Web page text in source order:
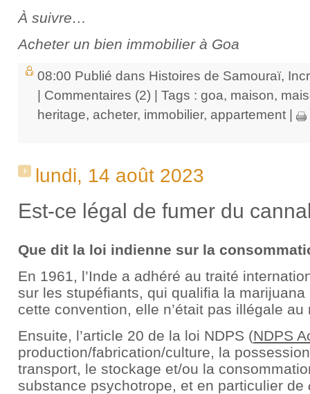
À suivre…
Acheter un bien immobilier à Goa
08:00 Publié dans Histoires de Samouraï,
| Commentaires (2) | Tags : goa, maison,
heritage, acheter, immobilier, appartement |
lundi, 14 août 2023
Est-ce légal de fumer du
Que dit la loi indienne sur la
En 1961, l’Inde a adhéré au traité
sur les stupéfiants, qui qualifia la
cette convention, elle n’était pas illégale
Ensuite, l’article 20 de la loi NDPS (NDPS
production/fabrication/culture, la
transport, le stockage et/ou la
substance psychotrope, et en particulier de